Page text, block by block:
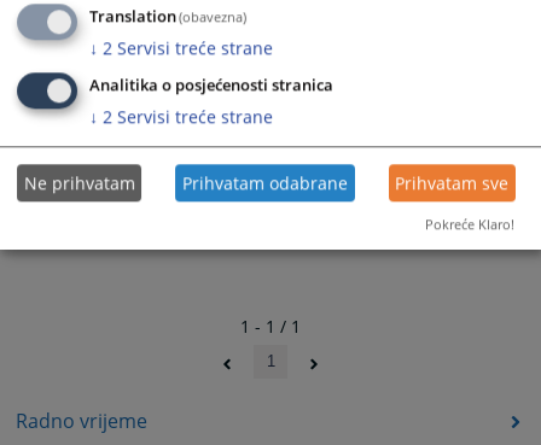
Radno vrijeme
Za podnesak kojim se traži izdavanje uvjerenja plaća se taksa u iznosu
od 5,00 KM a za izdato uvjerenje plaća se taksa u iznosu 10,00 KM.
2896PREGLEDA
1 - 1 / 1
1
Translation(obavezna)
↓ 2 Servisi treće strane
Analitika o posjećenosti stranica
↓ 2 Servisi treće strane
Ne prihvatam Prihvatam odabrane Prihvatam sve
Pokreće Klaro!